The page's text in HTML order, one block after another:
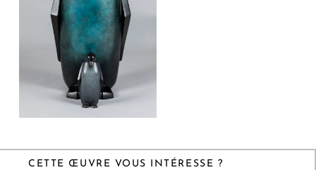
CETTE ŒUVRE VOUS INTÉRESSE ?